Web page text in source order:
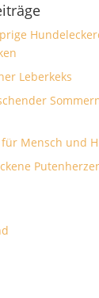
Leberkeks
Mensch und